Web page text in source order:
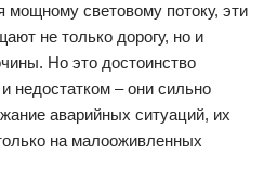
мощному световому потоку, эти
не только дорогу, но и
Но это достоинство
недостатком – они сильно
аварийных ситуаций, их
на малооживленных